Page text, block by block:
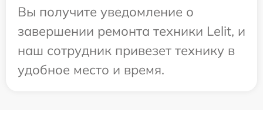
Вы получите уведомление о
завершении ремонта техники Lelit, и
наш сотрудник привезет технику в
удобное место и время.